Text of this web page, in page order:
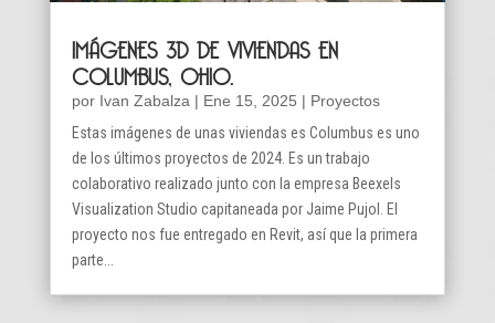
IMÁGENES 3D DE VIVIENDAS EN
COLUMBUS, OHIO.
por Ivan Zabalza | Ene 15, 2025 | Proyectos
Estas imágenes de unas viviendas es Columbus es uno
de los últimos proyectos de 2024. Es un trabajo
colaborativo realizado junto con la empresa Beexels
Visualization Studio capitaneada por Jaime Pujol. El
proyecto nos fue entregado en Revit, así que la primera
parte...